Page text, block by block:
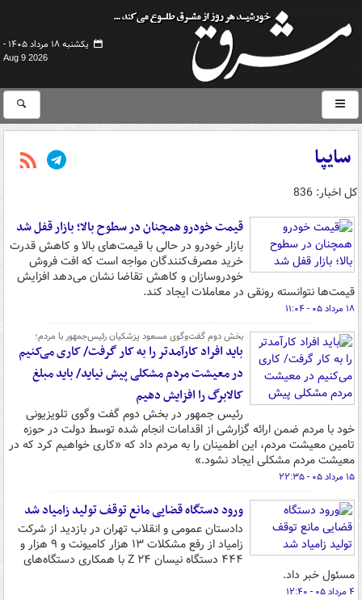
یکشنبه ۱۸ مرداد ۱۴۰۵ -
Aug 9 2026
سایپا
کل اخبار: 836
قیمت خودرو همچنان در سطوح بالا؛ بازار قفل شد
بازار خودرو در حالی با قیمت‌های بالا و کاهش قدرت
خرید مصرف‌کنندگان مواجه است که افت فروش
خودروسازان و کاهش تقاضا نشان می‌دهد افزایش
قیمت‌ها نتوانسته رونقی در معاملات ایجاد کند.
۱۸ مرداد ۰۵ - ۱۱:۰۴
بخش دوم گفت‌وگوی مسعود پزشکیان رئیس‌جمهور با مردم؛
باید افراد کارآمدتر را به کار گرفت/ کاری می‌کنیم
در معیشت مردم مشکلی پیش نیاید/ باید مبلغ
کالابرگ را افزایش دهیم
رئیس جمهور در بخش دوم گفت وگوی تلویزیونی
خود با مردم ضمن ارائه گزارشی از اقدامات انجام شده توسط دولت در حوزه
تامین معیشت مردم، این اطمینان را به مردم داد که «کاری خواهیم کرد که در
معیشت مردم مشکلی ایجاد نشود.»
۱۵ مرداد ۰۵ - ۲۲:۳۵
ورود دستگاه قضایی مانع توقف تولید زامیاد شد
دادستان عمومی و انقلاب تهران در بازدید از شرکت
زامیاد از رفع مشکلات ۱۳ هزار کامیونت و ۹ هزار و
۴۴۴ دستگاه نیسان Z ۲۴ با همکاری دستگاه‌های
مسئول خبر داد.
۴ مرداد ۰۵ - ۱۲:۴۰